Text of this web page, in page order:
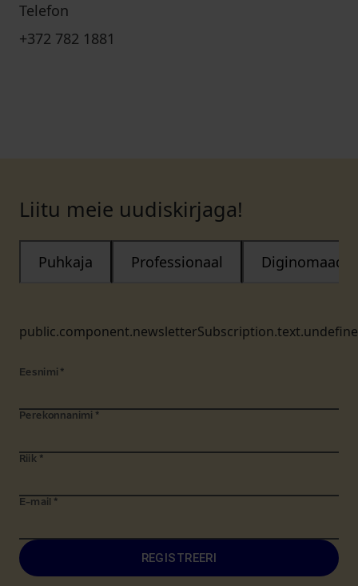
Telefon
+372 782 1881
Liitu meie uudiskirjaga!
Puhkaja Professionaal Diginomaad
Eesnimi *
Perekonnanimi *
Riik *
E-mail *
REGISTREERI